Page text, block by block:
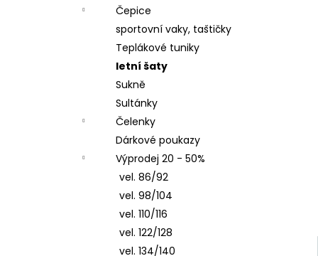
Čepice
sportovní vaky, taštičky
Teplákové tuniky
letní šaty
Sukně
Sultánky
Čelenky
Dárkové poukazy
Výprodej 20 - 50%
vel. 86/92
vel. 98/104
vel. 110/116
vel. 122/128
vel. 134/140